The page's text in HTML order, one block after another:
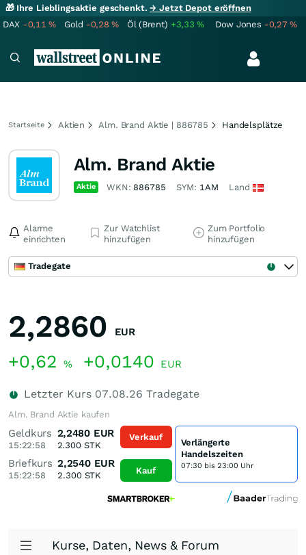
🎁 Ihre Lieblingsaktie geschenkt.→ Jetzt Depot eröffnen
DAX -0,11% Gold -0,28% Öl (Brent) +3,33% Dow Jones -0,27%
Startseite Aktien Alm. Brand Aktie | 886785 Handelsplätze
Alm. Brand Aktie
Aktie WKN: 886785 SYM: 1AM Land
Alarme
einrichten
Zur Watchlist
hinzufügen
Zum Portfolio
hinzufügen
Tradegate
2,2860 EUR
+0,62 % +0,0140 EUR
Letzter Kurs 07.08.26 Tradegate
Alm. Brand Aktie kaufen
Geldkurs
15:22:58
2,2480 EUR
2.300STK
Briefkurs
15:22:58
2,2540 EUR
2.300STK
Verkauf
Kauf
Verlängerte
Handelszeiten
07:30 bis 23:00 Uhr
Kurse, Daten, News & Forum